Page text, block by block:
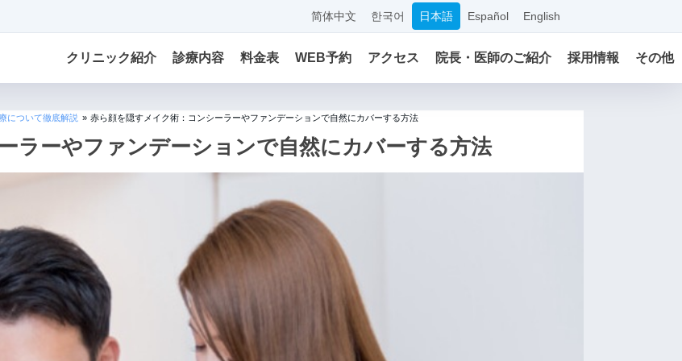
简体中文 한국어 日本語 Español English
クリニック紹介 診療内容 料金表 WEB予約 アクセス 院長・医師のご紹介 採用情報 その他
について徹底解説 » 赤ら顔を隠すメイク術：コンシーラーやファンデーションで自然にカバーする方法
ラーやファンデーションで自然にカバーする方法